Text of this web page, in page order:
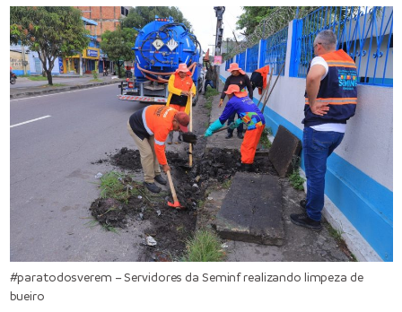
#paratodosverem – Servidores da Seminf realizando limpeza de
bueiro